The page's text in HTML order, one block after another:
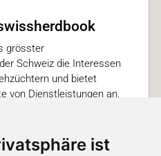
ist
grösster
Schweiz die Interessen
und bietet
von Dienstleistungen an.
swissherdbook heute
Genossenschaften und